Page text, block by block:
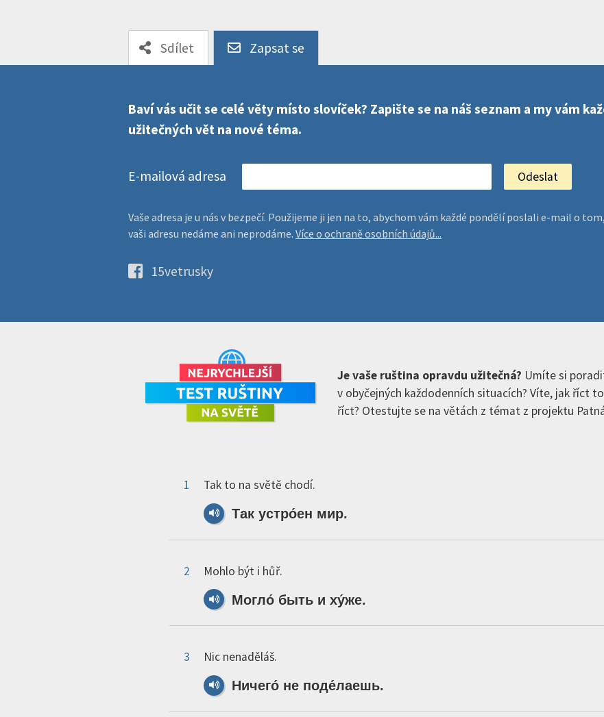
Sdílet Zapsat se
Baví vás učit se celé věty místo slovíček? Zapište se na náš seznam a my vám
užitečných vět na nové téma.
E-mailová adresa
Vaše adresa je u nás v bezpečí. Použijeme ji jen na to, abychom vám každé pondělí poslali e-mail o
vaši adresu nedáme ani neprodáme. Více o ochraně osobních údajů...
15vetrusky
Je vaše ruština opravdu užitečná? Umíte si
v obyčejných každodenních situacích? Víte, jak říct
říct? Otestujte se na větách z témat z projektu
1
Tak to na světě chodí.
Так устро́ен мир.
2
Mohlo být i hůř.
Могло́ быть и ху́же.
3
Nic nenaděláš.
Ничего́ не поде́лаешь.